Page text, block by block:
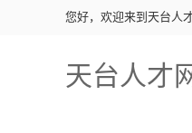
您好，欢迎来到天台人才
天台人才